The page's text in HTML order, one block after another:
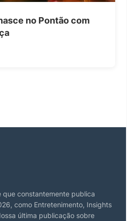
no Pontão com
que constantemente publica
como Entretenimento, Insights
última publicação sobre